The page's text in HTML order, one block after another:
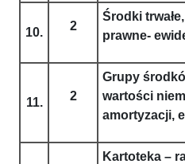
10. 2
Środki
prawne-
11. 2
Grupy
wartości
amortyzacji,
Kartoteka –